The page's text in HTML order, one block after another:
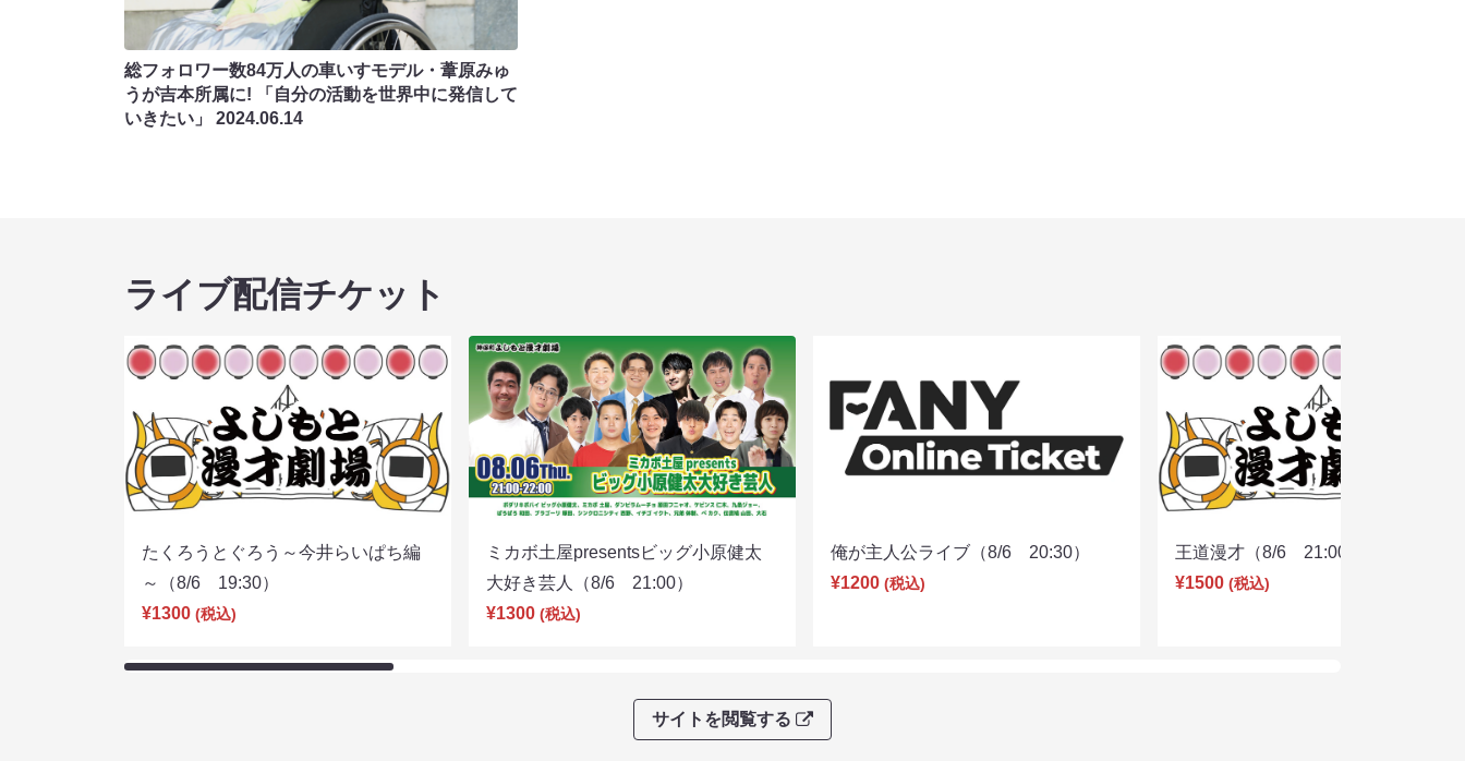
総フォロワー数84万人の車いすモデル・葦原みゅ
うが吉本所属に! 「自分の活動を世界中に発信して
いきたい」 2024.06.14
ライブ配信チケット
たくろうとぐろう～今井らいぱち編
～（8/6 19:30）
¥1300 (税込)
ミカボ土屋presentsビッグ小原健太
大好き芸人（8/6 21:00）
¥1300 (税込)
俺が主人公ライブ（8/6 20:30）
¥1200 (税込)
王道漫才（8/6 21:00）
¥1500 (税込)
サイトを閲覧する